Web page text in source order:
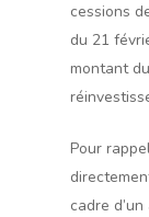
cessions
du 21
montant
Pour
cadre